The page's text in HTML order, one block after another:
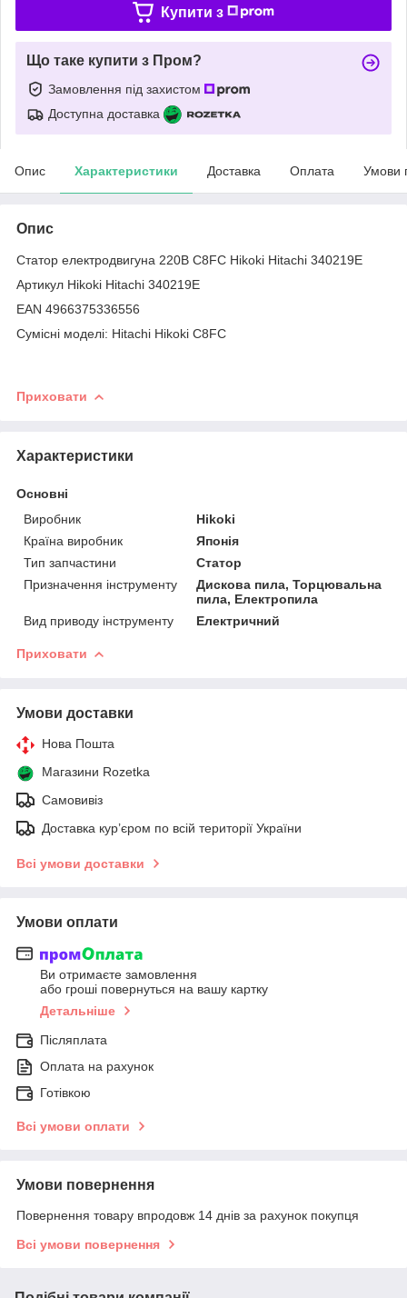
Купити з
Що таке купити з Пром?
Замовлення під захистом
Доступна доставка
Опис Характеристики Доставка Оплата Умови
Опис
Статор електродвигуна 220В C8FC Hikoki Hitachi 340219E
Артикул Hikoki Hitachi 340219E
EAN 4966375336556
Сумісні моделі: Hitachi Hikoki C8FC
Приховати
Характеристики
Основні
Виробник
Hikoki
Країна виробник
Японія
Тип запчастини
Статор
Призначення інструменту
Дискова пила, Торцювальна
пила, Електропила
Вид приводу інструменту
Електричний
Приховати
Умови доставки
Нова Пошта
Магазини Rozetka
Самовивіз
Доставка кур’єром по всій території України
Всі умови доставки
Умови оплати
Ви отримаєте замовлення
або гроші повернуться на вашу картку
Детальніше
Післяплата
Оплата на рахунок
Готівкою
Всі умови оплати
Умови повернення
Повернення товару впродовж 14 днів за рахунок покупця
Всі умови повернення